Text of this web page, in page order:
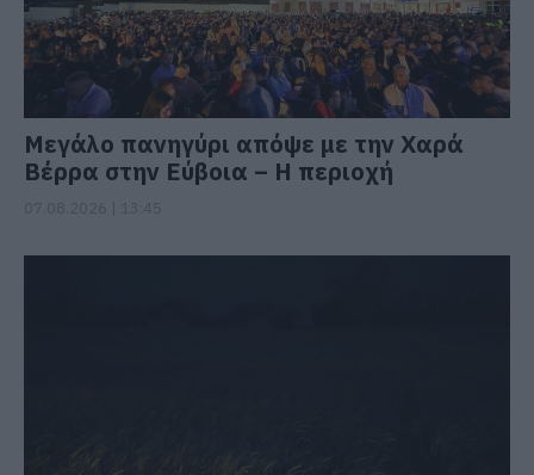
Μεγάλο πανηγύρι απόψε με την Χαρά
Βέρρα στην Εύβοια – Η περιοχή